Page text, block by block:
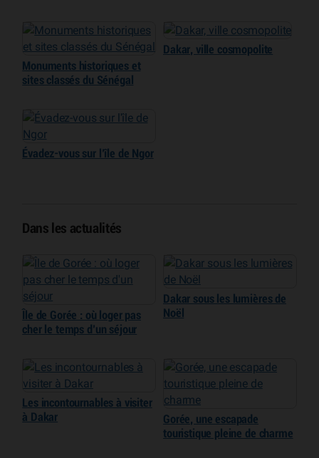
Monuments historiques et
sites classés du Sénégal
Dakar, ville cosmopolite
Évadez-vous sur l’île de Ngor
Dans les actualités
Île de Gorée : où loger pas
cher le temps d’un séjour
Dakar sous les lumières de
Noël
Les incontournables à visiter
à Dakar
Gorée, une escapade
touristique pleine de charme